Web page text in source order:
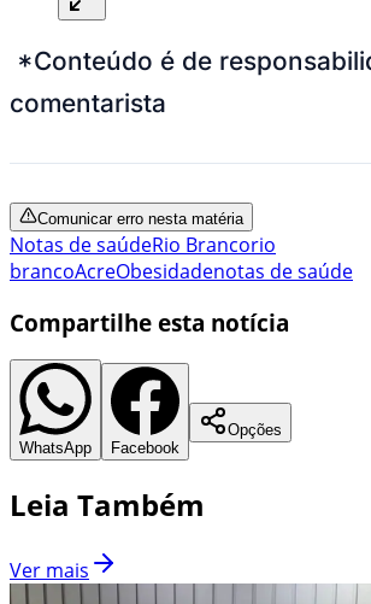
*Conteúdo é de
comentarista
Comunicar erro nesta matéria
Notas de saúdeRio Brancorio
brancoAcreObesidadenotas de saúde
Compartilhe esta notícia
WhatsApp Facebook
Opções
Leia Também
Ver mais